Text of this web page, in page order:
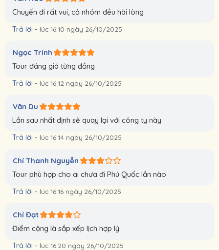
Chuyến đi rất vui, cả nhóm đều hài lòng
Trả lời - lúc 16:10 ngày 26/10/2025
Ngọc Trinh
Tour đáng giá từng đồng
Trả lời - lúc 16:12 ngày 26/10/2025
Văn Du
Lần sau nhất định sẽ quay lại với công ty này
Trả lời - lúc 16:14 ngày 26/10/2025
Chí Thanh Nguyễn
Tour phù hợp cho ai chưa đi Phú Quốc lần nào
Trả lời - lúc 16:16 ngày 26/10/2025
Chí Đạt
Điểm cộng là sắp xếp lịch hợp lý
Trả lời - lúc 16:20 ngày 26/10/2025